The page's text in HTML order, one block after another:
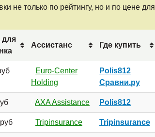
не только по рейтингу, но и по цене для
для
Ассистанс Где купить
Euro-Center
Holding
Polis812
Сравни.ру
AXA Assistance Polis812
руб Tripinsurance Tripinsurance